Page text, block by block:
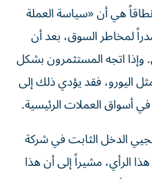
هي أن «سياسة العملة
لمخاطر السوق، بعد أن
وإذا اتجه المستثمرون بشكل
اليورو، فقد يؤدي ذلك إلى
في أسواق العملات الرئيسية.
الدخل الثابت في شركة
الرأي، مشيراً إلى أن هذا